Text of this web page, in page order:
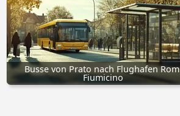
Busse von Prato nach Flughafen Rom
Fiumicino